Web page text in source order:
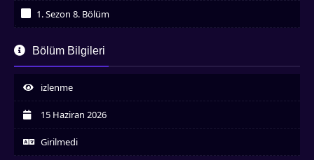
1. Sezon 8. Bölüm
İzledim
İzledim
1. Sezon 10. Bölüm
İzledim
İzledim
Bölüm Bilgileri
izlenme
15 Haziran 2026
Girilmedi